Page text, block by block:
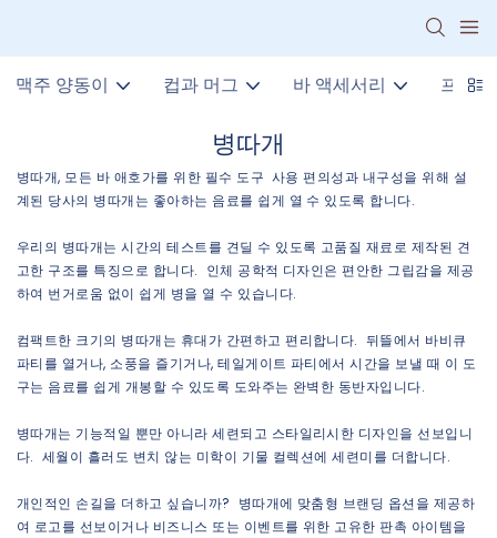
맥주 양동이 컵과 머그 바 액세서리 프로
병따개
병따개, 모든 바 애호가를 위한 필수 도구 사용 편의성과 내구성을 위해 설
계된 당사의 병따개는 좋아하는 음료를 쉽게 열 수 있도록 합니다.
우리의 병따개는 시간의 테스트를 견딜 수 있도록 고품질 재료로 제작된 견
고한 구조를 특징으로 합니다. 인체 공학적 디자인은 편안한 그립감을 제공
하여 번거로움 없이 쉽게 병을 열 수 있습니다.
컴팩트한 크기의 병따개는 휴대가 간편하고 편리합니다. 뒤뜰에서 바비큐
파티를 열거나, 소풍을 즐기거나, 테일게이트 파티에서 시간을 보낼 때 이 도
구는 음료를 쉽게 개봉할 수 있도록 도와주는 완벽한 동반자입니다.
병따개는 기능적일 뿐만 아니라 세련되고 스타일리시한 디자인을 선보입니
다. 세월이 흘러도 변치 않는 미학이 기물 컬렉션에 세련미를 더합니다.
개인적인 손길을 더하고 싶습니까? 병따개에 맞춤형 브랜딩 옵션을 제공하
여 로고를 선보이거나 비즈니스 또는 이벤트를 위한 고유한 판촉 아이템을